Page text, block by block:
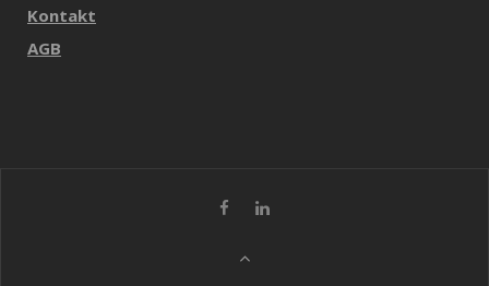
Kontakt
AGB